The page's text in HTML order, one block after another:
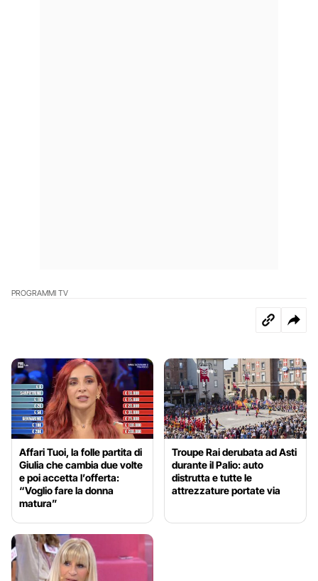
PROGRAMMI TV
Affari Tuoi, la folle partita di
Giulia che cambia due volte
e poi accetta l’offerta:
“Voglio fare la donna
matura”
Troupe Rai derubata ad Asti
durante il Palio: auto
distrutta e tutte le
attrezzature portate via